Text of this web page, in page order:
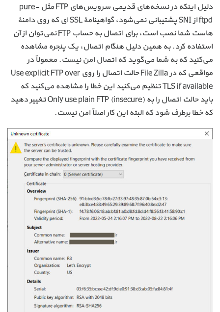
دلیل اینکه در نسخه‌های قدیمی سرویس‌های FTP مثل pure-
ftpd از SNI پشتیبانی نمی‌شود، گواهینامهٔ SSL ای که روی دامنهٔ
هاست شما نصب است، برای اتصال به حساب FTP نمی‌توان از آن
استفاده کرد. به همین دلیل هنگام اتصال، یک پنجره مشاهده
می‌کنید که به شما می‌گوید که اتصال امن نیست. معمولاً در
مواقعی که در File Zilla حالت اتصال را روی Use explicit FTP over
TLS if available تنظیم می‌کنید این خطا را مشاهده می‌کنید که
باید حالت اتصال را به Only use plain FTP (insecure) تغییر دهید
که خطا برطرف شود که البته این کار اصلاً امن نیست.